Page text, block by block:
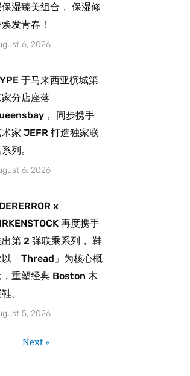
保湿臻美组合， 保湿修
发青春！
6, 2026
于马来西亚槟城第
家分店座落
， 同步携手
家 JEFR 打造独家联
列。
6, 2026
x
再度携手
第 2 弹联乘系列， 鞋
以「Thread」为核心概
，重塑经典 Boston 木
。
5, 2026
Next »